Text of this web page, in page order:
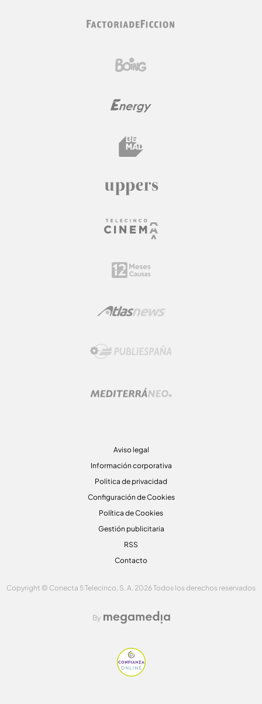
Aviso legal
Información corporativa
Politica de privacidad
Configuración de Cookies
Política de Cookies
Gestión publicitaria
RSS
Contacto
Copyright © Conecta 5 Telecinco, S. A. 2026 Todos los derechos reservados
By